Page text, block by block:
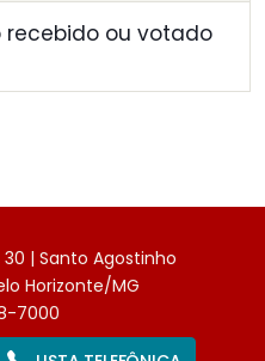
recebido ou votado
30 | Santo Agostinho
Horizonte/MG
7000